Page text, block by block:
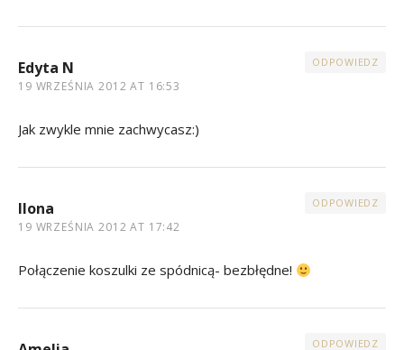
Edyta N
19 WRZEŚNIA 2012 AT 16:53
ODPOWIEDZ
Jak zwykle mnie zachwycasz:)
Ilona
19 WRZEŚNIA 2012 AT 17:42
ODPOWIEDZ
Połączenie koszulki ze spódnicą- bezbłędne!
ODPOWIEDZ